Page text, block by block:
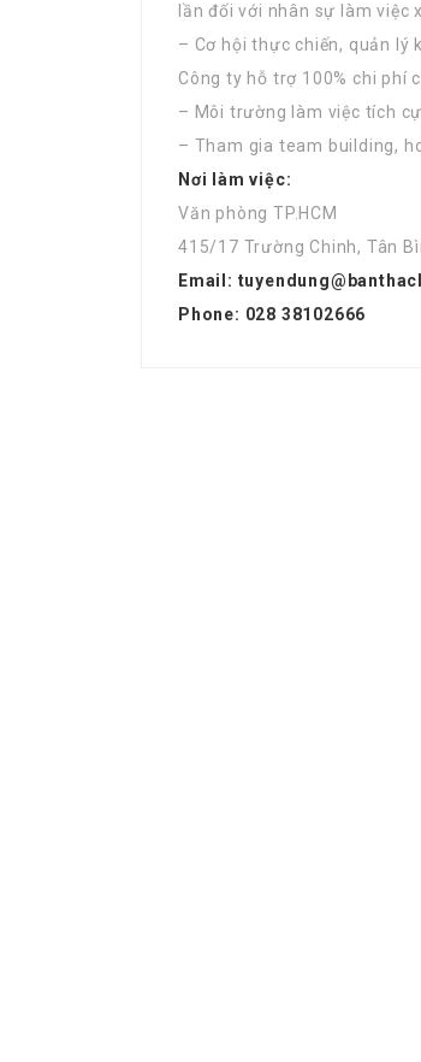
lần đối với nhân sự làm việc
– Cơ hội thực chiến, quản lý
Công ty hỗ trợ 100% chi phí
– Môi trường làm việc tích
– Tham gia team building,
Nơi làm việc:
Văn phòng TP.HCM
415/17 Trường Chinh, Tân
Email:
Phone: 028 38102666